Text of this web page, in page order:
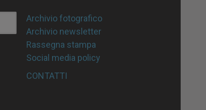
Archivio fotografico
Archivio newsletter
Rassegna stampa
Social media policy
CONTATTI